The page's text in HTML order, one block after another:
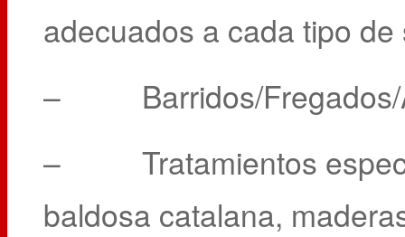
adecuados a cada tipo de
– Barridos/Fregados/
– Tratamientos
baldosa catalana,